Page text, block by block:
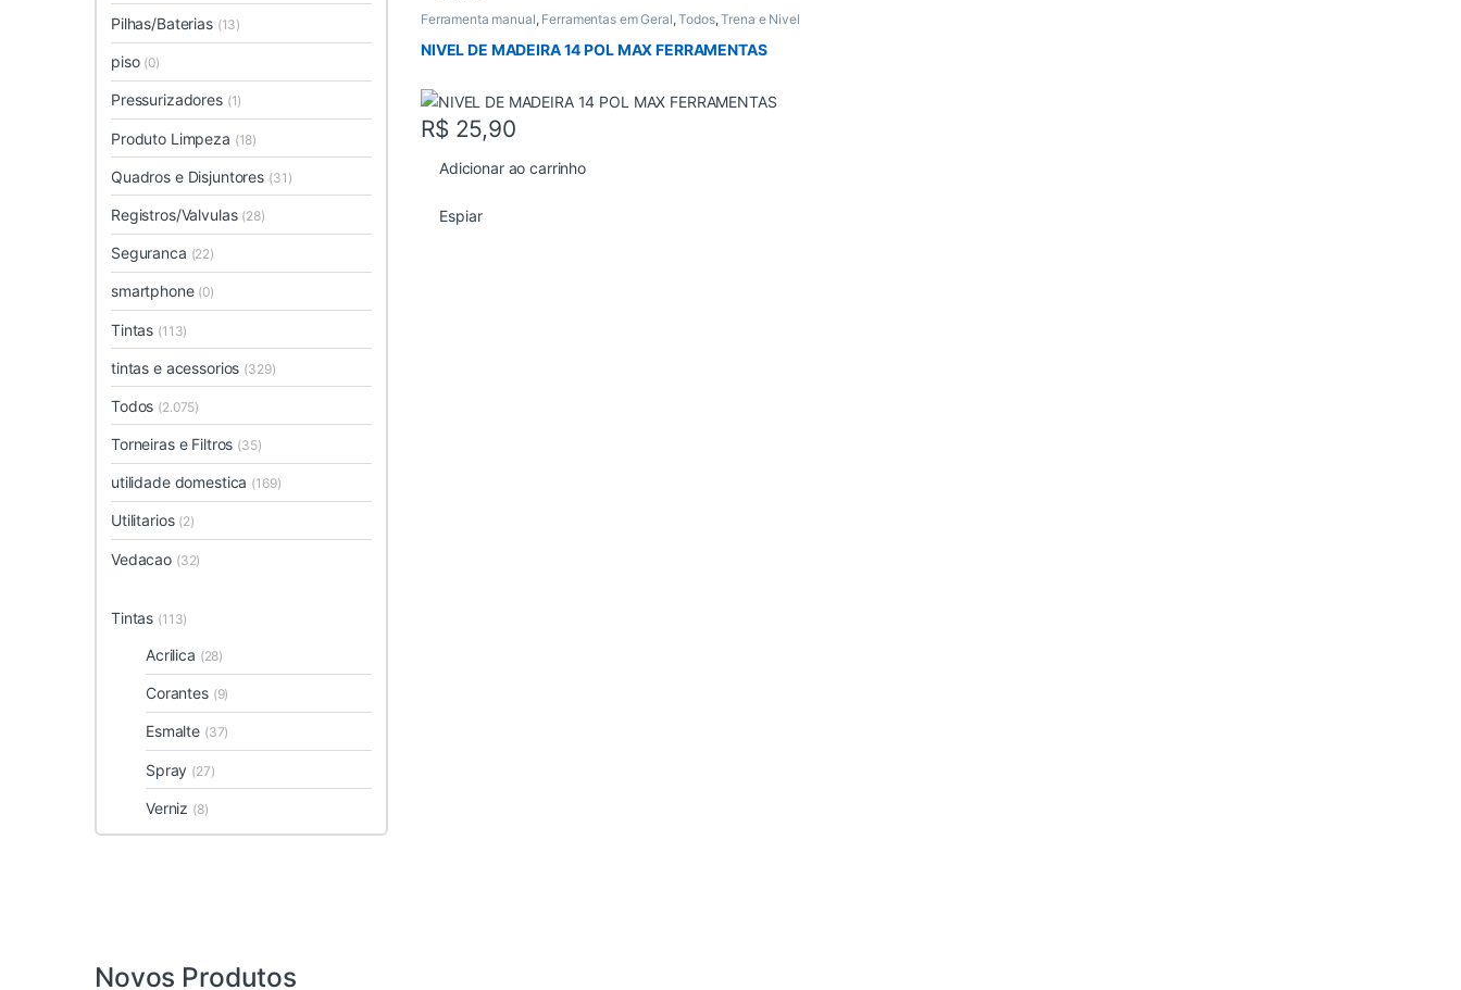
Ferramenta manual, Ferramentas em Geral,Todos,Trena e Nivel
NIVEL DE MADEIRA 14 POL MAX FERRAMENTAS
R$ 25,90
Adicionar ao carrinho
Espiar
Pilhas/Baterias (13)
piso (0)
Pressurizadores (1)
Produto Limpeza (18)
Quadros e Disjuntores (31)
Registros/Valvulas (28)
Seguranca (22)
smartphone (0)
Tintas (113)
tintas e acessorios (329)
Todos (2.075)
Torneiras e Filtros (35)
utilidade domestica (169)
Utilitarios (2)
Vedacao (32)
Tintas (113)
Acrilica (28)
Corantes (9)
Esmalte (37)
Spray (27)
Verniz (8)
Novos Produtos